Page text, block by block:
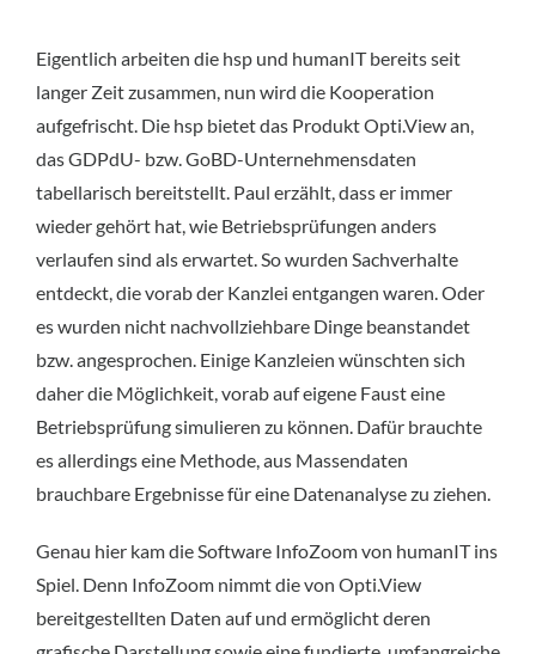
Eigentlich arbeiten die hsp und humanIT bereits seit
langer Zeit zusammen, nun wird die Kooperation
aufgefrischt. Die hsp bietet das Produkt Opti.View an,
das GDPdU- bzw. GoBD-Unternehmensdaten
tabellarisch bereitstellt. Paul erzählt, dass er immer
wieder gehört hat, wie Betriebsprüfungen anders
verlaufen sind als erwartet. So wurden Sachverhalte
entdeckt, die vorab der Kanzlei entgangen waren. Oder
es wurden nicht nachvollziehbare Dinge beanstandet
bzw. angesprochen. Einige Kanzleien wünschten sich
daher die Möglichkeit, vorab auf eigene Faust eine
Betriebsprüfung simulieren zu können. Dafür brauchte
es allerdings eine Methode, aus Massendaten
brauchbare Ergebnisse für eine Datenanalyse zu ziehen.
Genau hier kam die Software InfoZoom von humanIT ins
Spiel. Denn InfoZoom nimmt die von Opti.View
bereitgestellten Daten auf und ermöglicht deren